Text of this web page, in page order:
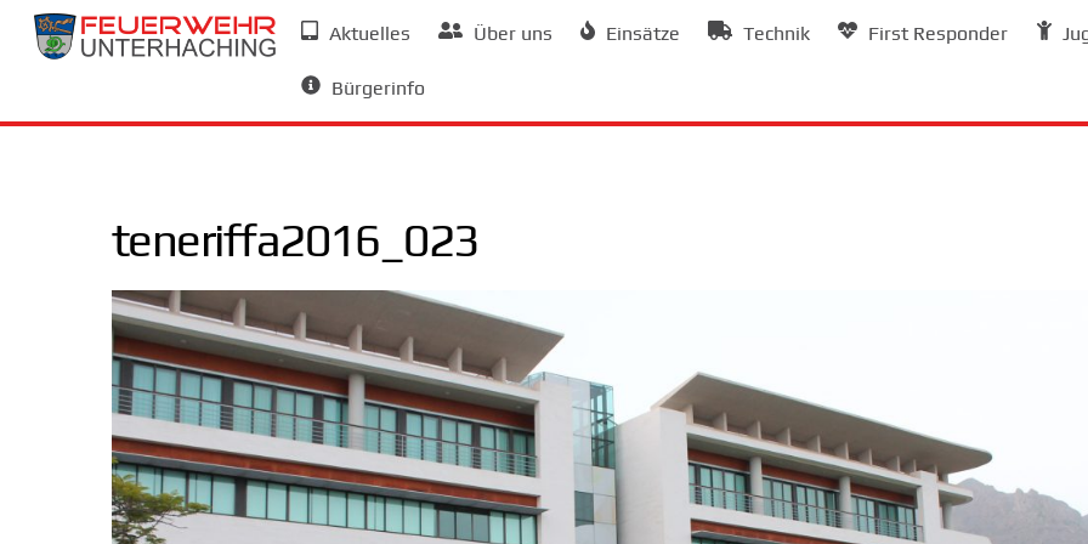
Skip
Aktuelles Über uns Einsätze Technik First Responder
Bürgerinfo
teneriffa2016_023